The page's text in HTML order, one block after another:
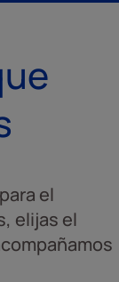
el
elijas el